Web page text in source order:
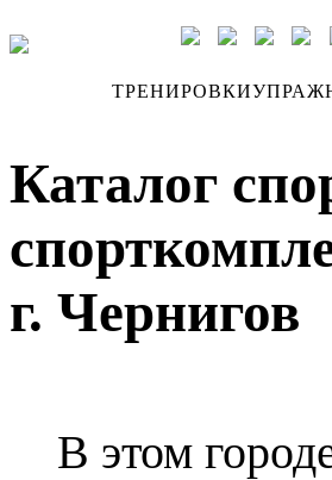
ТРЕНИРОВКИ
Каталог
г. Чернигов
В этом